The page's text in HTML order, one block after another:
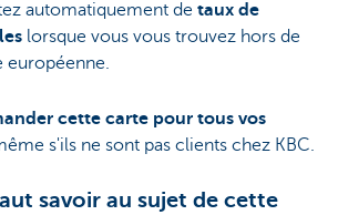
automatiquement de taux de
lorsque vous vous trouvez hors de
européenne.
cette carte pour tous vos
s'ils ne sont pas clients chez KBC.
savoir au sujet de cette